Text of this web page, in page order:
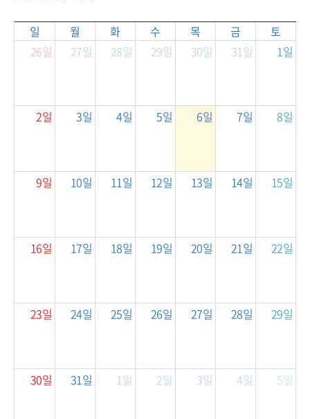
일 월 화 수 목 금
토
26일
27일 28일 29일 30일 31일 1일
2일 3일 4일 5일 6일 7일 8일
9일 10일 11일 12일 13일 14일 15일
16일 17일 18일 19일 20일 21일 22일
23일 24일 25일 26일 27일 28일 29일
30일 31일 1일 2일 3일 4일 5일